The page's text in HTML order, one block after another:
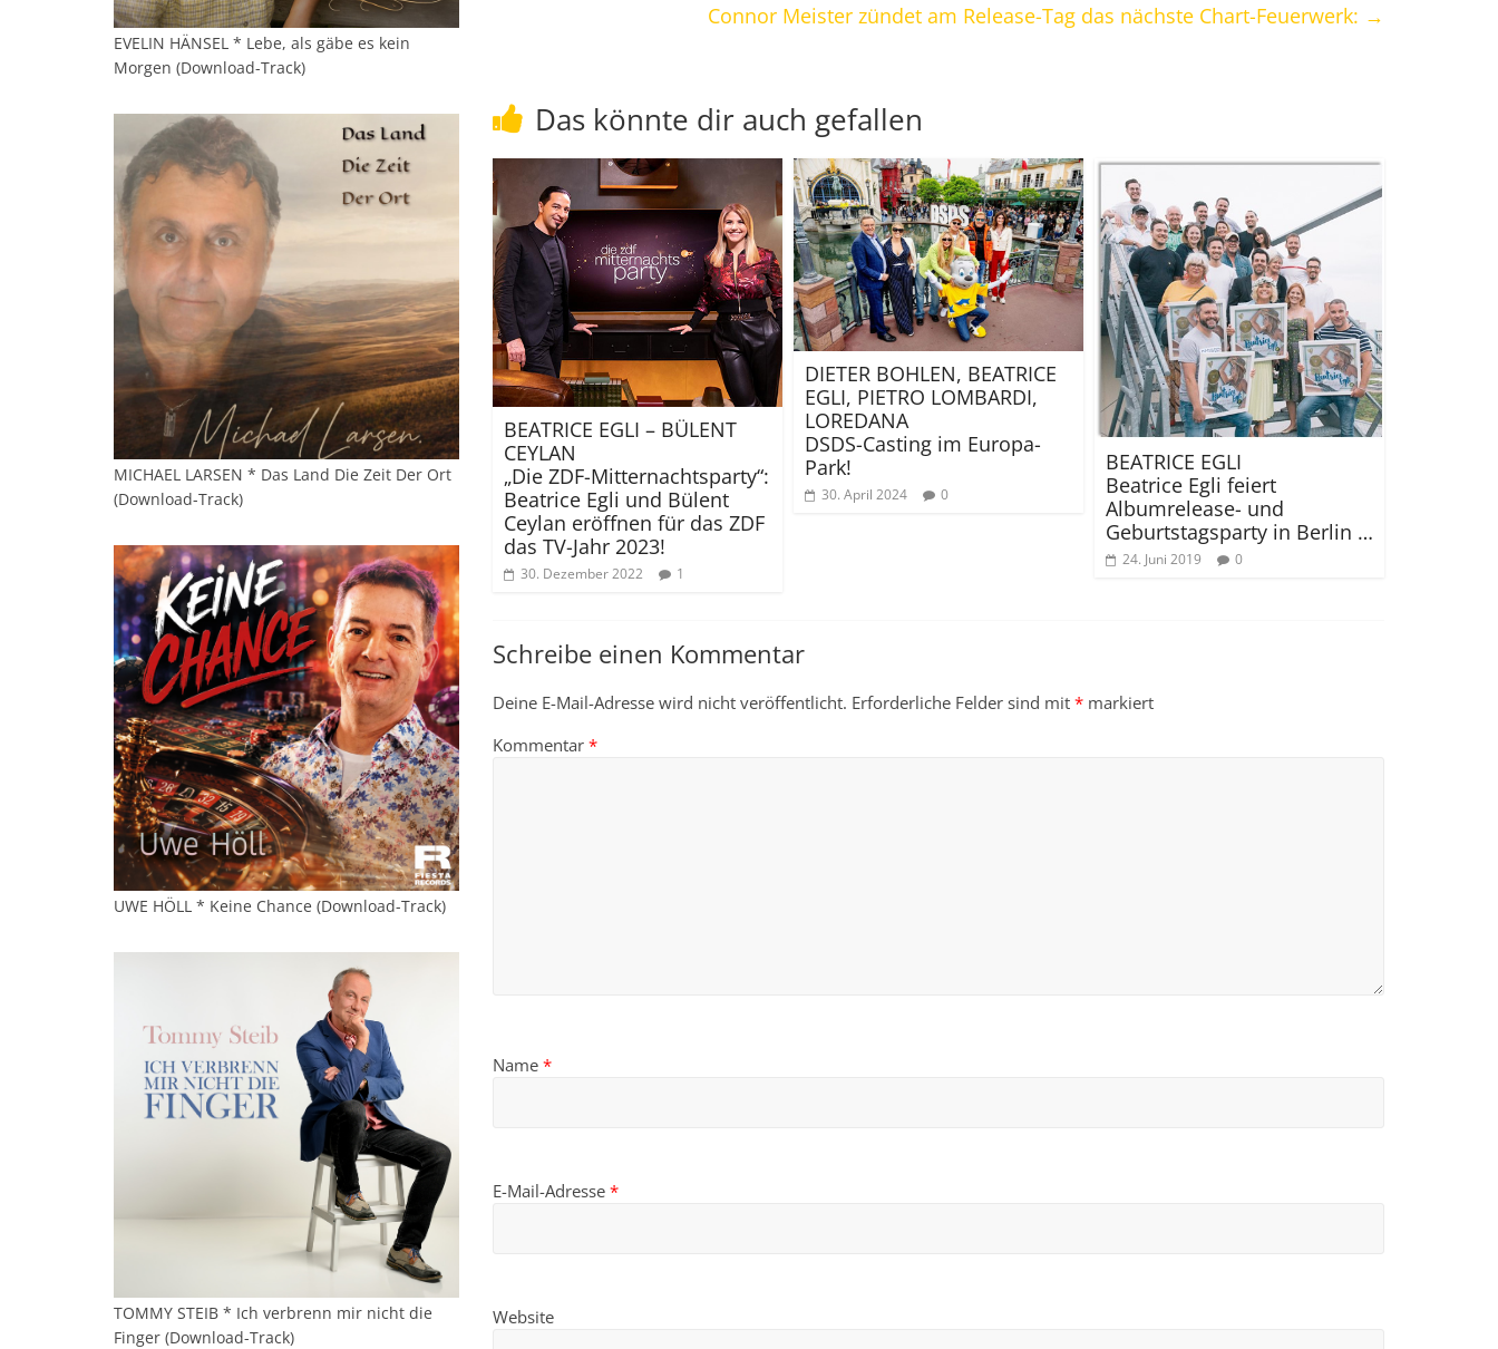
Connor Meister zündet am Release-Tag das nächste Chart-Feuerwerk: →
Das könnte dir auch gefallen
BEATRICE EGLI – BÜLENT
CEYLAN
„Die ZDF-Mitternachtsparty“:
Beatrice Egli und Bülent
Ceylan eröffnen für das ZDF
das TV-Jahr 2023!
30. Dezember 2022 1
DIETER BOHLEN, BEATRICE
EGLI, PIETRO LOMBARDI,
LOREDANA
DSDS-Casting im Europa-
Park!
30. April 2024 0
BEATRICE EGLI
Beatrice Egli feiert
Albumrelease- und
Geburtstagsparty in Berlin …
24. Juni 2019 0
Schreibe einen Kommentar
Deine E-Mail-Adresse wird nicht veröffentlicht. Erforderliche Felder sind mit * markiert
Kommentar *
Name *
E-Mail-Adresse *
Website
EVELIN HÄNSEL * Lebe, als gäbe es kein
Morgen (Download-Track)
MICHAEL LARSEN * Das Land Die Zeit Der Ort
(Download-Track)
UWE HÖLL * Keine Chance (Download-Track)
TOMMY STEIB * Ich verbrenn mir nicht die
Finger (Download-Track)